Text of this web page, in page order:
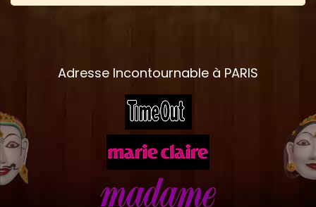
Adresse Incontournable à PARIS